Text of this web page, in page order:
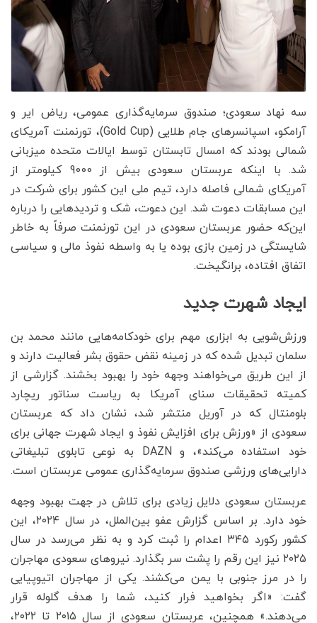
سه نهاد سعودی؛ صندوق سرمایه‌گذاری عمومی، ریاض ایر و
آرامکو، اسپانسرهای جام طلایی (Gold Cup)، تورنمنت آمریکای
شمالی بودند که امسال تابستان توسط ایالات متحده میزبانی
شد. با اینکه عربستان سعودی بیش از 9000 کیلومتر از
آمریکای شمالی فاصله دارد، تیم ملی این کشور برای شرکت در
این مسابقات دعوت شد. این دعوت، شک و تردیدهایی را درباره
این‌که حضور عربستان سعودی در این تورنمنت صرفاً به خاطر
شایستگی در زمین بازی بوده یا به واسطه نفوذ مالی و سیاسی
اتفاق افتاده، برانگیخت.
ایجاد شهرت جدید
ورزش‌شویی به ابزاری مهم برای خودکامه‌هایی مانند محمد بن
سلمان تبدیل شده که در زمینه نقض حقوق بشر فعالیت دارند و
از این طریق می‌خواهند وجهه خود را بهبود بخشند. گزارشی از
کمیته تحقیقات سنای آمریکا به ریاست سناتور ریچارد
بلومنتال که در آوریل منتشر شد، نشان داد که عربستان
سعودی از «ورزش برای افزایش نفوذ و ایجاد شهرت جهانی برای
خود استفاده می‌کند»، و DAZN به نوعی تابلوی تبلیغاتی
دارایی‌های ورزشی صندوق سرمایه‌گذاری عمومی عربستان است.
عربستان سعودی دلایل زیادی برای تلاش در جهت بهبود وجهه
خود دارد. بر اساس گزارش عفو بین‌الملل، در سال ۲۰۲۴، این
کشور رکورد ۳۴۵ اعدام را ثبت کرد و به نظر می‌رسد در سال
۲۰۲۵ نیز این رقم را پشت سر بگذارد. نیروهای سعودی مهاجران
را در مرز جنوبی با یمن می‌کشند. یکی از مهاجران اتیوپیایی
گفت: «اگر بخواهید فرار کنید، شما را هدف گلوله قرار
می‌دهند.» همچنین، عربستان سعودی از سال ۲۰۱۵ تا ۲۰۲۲،